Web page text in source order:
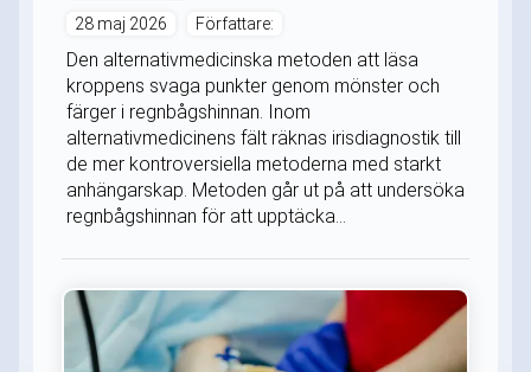
28 maj 2026 Författare:
Den alternativmedicinska metoden att läsa
kroppens svaga punkter genom mönster och
färger i regnbågshinnan. Inom
alternativmedicinens fält räknas irisdiagnostik till
de mer kontroversiella metoderna med starkt
anhängarskap. Metoden går ut på att undersöka
regnbågshinnan för att upptäcka...